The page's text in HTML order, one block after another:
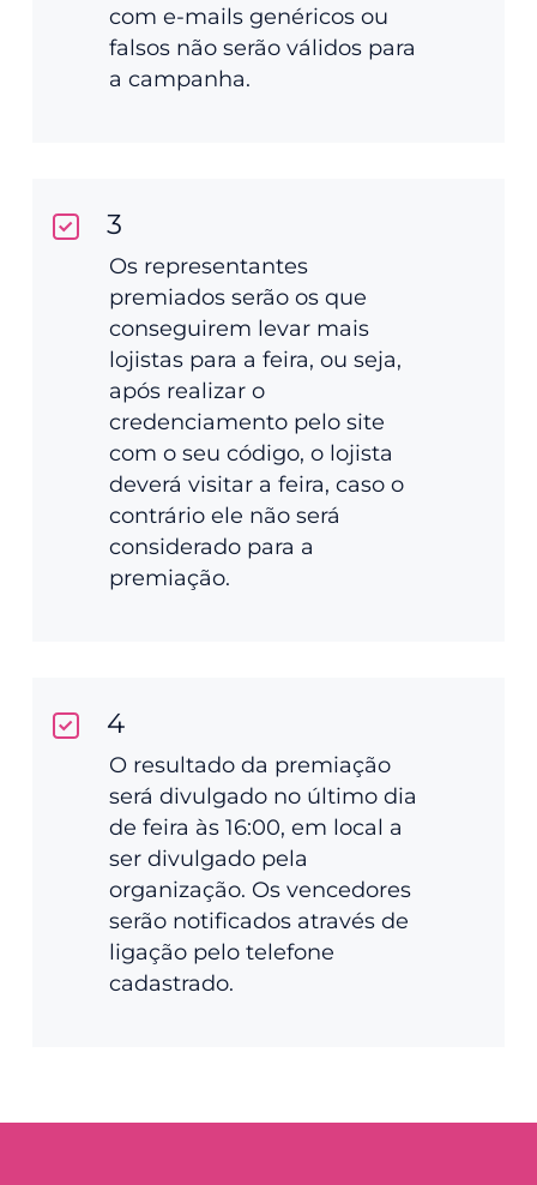
com e-mails genéricos ou
falsos não serão válidos para
a campanha.
3
Os representantes
premiados serão os que
conseguirem levar mais
lojistas para a feira, ou seja,
após realizar o
credenciamento pelo site
com o seu código, o lojista
deverá visitar a feira, caso o
contrário ele não será
considerado para a
premiação.
4
O resultado da premiação
será divulgado no último dia
de feira às 16:00, em local a
ser divulgado pela
organização. Os vencedores
serão notificados através de
ligação pelo telefone
cadastrado.